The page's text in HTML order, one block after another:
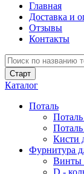
Главная
Доставка и
Отзывы
Контакты
Каталог
Поталь
Кисти
Фурнитура
Винты
D -